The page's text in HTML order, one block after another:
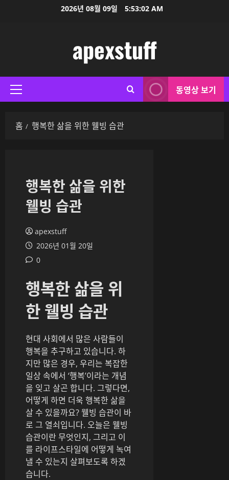
가
2026년 08월 09일 5:53:02 AM
apexstuff
기
본
뉴
동영상 보기
홈 행복한 삶을 위한 웰빙 습관
행복한 삶을 위한
웰빙 습관
apexstuff
2026년 01월 20일
0
행복한 삶을 위
한 웰빙 습관
현대 사회에서 많은 사람들이
행복을 추구하고 있습니다. 하
지만 많은 경우, 우리는 복잡한
일상 속에서 ‘행복’이라는 개념
을 잊고 살곤 합니다. 그렇다면,
어떻게 하면 더욱 행복한 삶을
살 수 있을까요? 웰빙 습관이 바
로 그 열쇠입니다. 오늘은 웰빙
습관이란 무엇인지, 그리고 이
를 라이프스타일에 어떻게 녹여
낼 수 있는지 살펴보도록 하겠
습니다.